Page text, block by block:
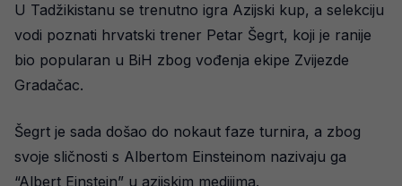
U Tadžikistanu se trenutno igra Azijski kup, a selekciju
vodi poznati hrvatski trener Petar Šegrt, koji je ranije
bio popularan u BiH zbog vođenja ekipe Zvijezde
Gradačac.
Šegrt je sada došao do nokaut faze turnira, a zbog
svoje sličnosti s Albertom Einsteinom nazivaju ga
“Albert Einstein” u azijskim medijima.